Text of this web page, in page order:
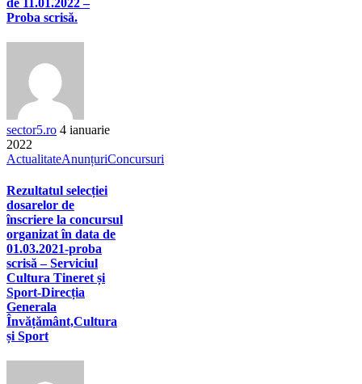
Proba scrisă.
sector5.ro 4 ianuarie
2022
ActualitateAnunțuriConcursuri
Rezultatul selecției
dosarelor de
înscriere la concursul
organizat în data de
01.03.2021-proba
scrisă – Serviciul
Cultura Tineret și
Sport-Direcția
Generala
Învățământ,Cultura
și Sport